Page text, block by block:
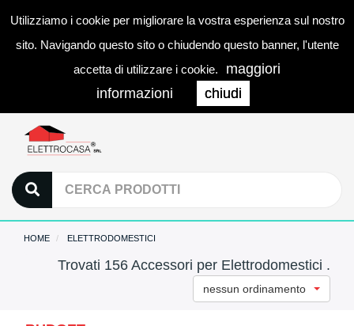
Utilizziamo i cookie per migliorare la vostra esperienza sul nostro
sito. Navigando questo sito o chiudendo questo banner, l'utente
accetta di utilizzare i cookie.
maggiori
informazioni
chiudi
0
HOME ELETTRODOMESTICI
Trovati 156 Accessori per Elettrodomestici .
nessun ordinamento